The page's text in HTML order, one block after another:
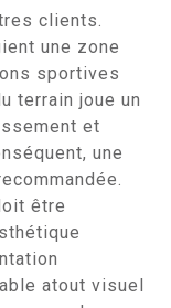
clients.
une zone
sportives
terrain joue un
et
une
être
atout visuel